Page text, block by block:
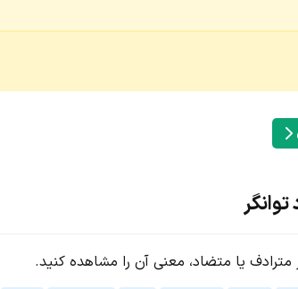
مترادف یا متضاد، معنی آن را مشاهده کنید.